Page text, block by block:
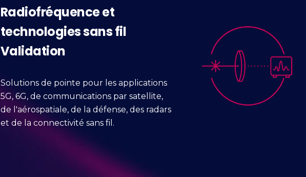
Radiofréquence et
technologies sans fil
Validation
Solutions de pointe pour les applications
5G, 6G, de communications par satellite,
de l'aérospatiale, de la défense, des radars
et de la connectivité sans fil.